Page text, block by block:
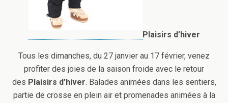
Plaisirs d’hiver
Tous les dimanches, du 27 janvier au 17 février, venez
profiter des joies de la saison froide avec le retour
des Plaisirs d’hiver. Balades animées dans les sentiers,
partie de crosse en plein air et promenades animées à la